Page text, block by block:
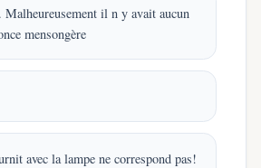
Malheureusement il n y avait aucun
mensongère
avec la lampe ne correspond pas!